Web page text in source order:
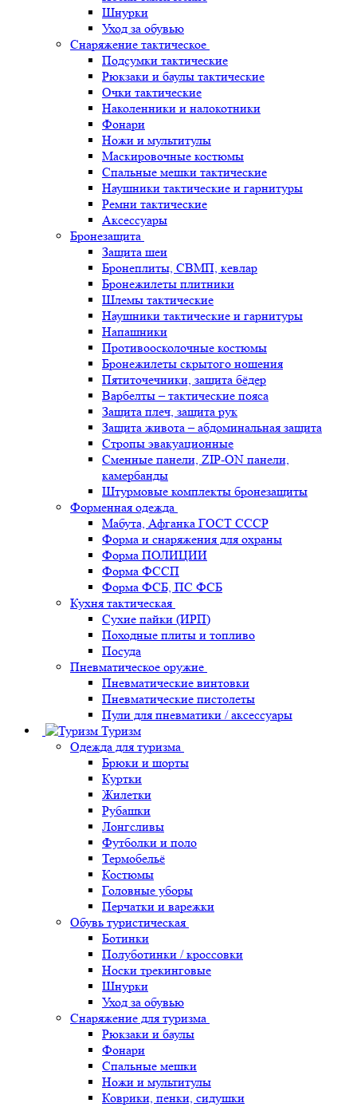
Шнурки
Уход за обувью
Снаряжение тактическое
Подсумки тактические
Рюкзаки и баулы тактические
Очки тактические
Наколенники и налокотники
Фонари
Ножи и мультитулы
Маскировочные костюмы
Спальные мешки тактические
Наушники тактические и гарнитуры
Ремни тактические
Аксессуары
Бронезащита
Защита шеи
Бронеплиты, СВМП, кевлар
Бронежилеты плитники
Шлемы тактические
Наушники тактические и гарнитуры
Напашники
Противоосколочные костюмы
Бронежилеты скрытого ношения
Пятиточечники, защита бёдер
Варбелты – тактические пояса
Защита плеч, защита рук
Защита живота – абдоминальная защита
Стропы эвакуационные
Сменные панели, ZIP-ON панели,
камербанды
Штурмовые комплекты бронезащиты
Форменная одежда
Мабута, Афганка ГОСТ СССР
Форма и снаряжения для охраны
Форма ПОЛИЦИИ
Форма ФССП
Форма ФСБ, ПС ФСБ
Кухня тактическая
Сухие пайки (ИРП)
Походные плиты и топливо
Посуда
Пневматическое оружие
Пневматические винтовки
Пневматические пистолеты
Пули для пневматики / аксессуары
Туризм
Одежда для туризма
Брюки и шорты
Куртки
Жилетки
Рубашки
Лонгсливы
Футболки и поло
Термобельё
Костюмы
Головные уборы
Перчатки и варежки
Обувь туристическая
Ботинки
Полуботинки / кроссовки
Носки трекинговые
Шнурки
Уход за обувью
Снаряжение для туризма
Рюкзаки и баулы
Фонари
Спальные мешки
Ножи и мультитулы
Коврики, пенки, сидушки